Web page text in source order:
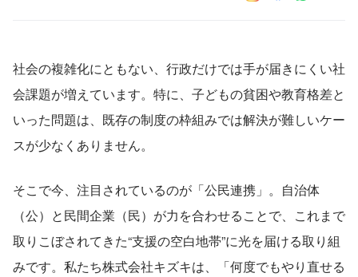
社会の複雑化にともない、行政だけでは手が届きにくい社
会課題が増えています。特に、子どもの貧困や教育格差と
いった問題は、既存の制度の枠組みでは解決が難しいケー
スが少なくありません。
そこで今、注目されているのが「公民連携」。自治体
（公）と民間企業（民）が力を合わせることで、これまで
取りこぼされてきた“支援の空白地帯”に光を届ける取り組
みです。私たち株式会社キズキは、「何度でもやり直せる